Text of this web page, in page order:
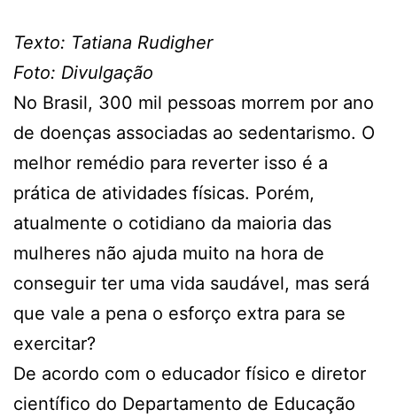
Texto: Tatiana Rudigher
Foto: Divulgação
No Brasil, 300 mil pessoas morrem por ano
de doenças associadas ao sedentarismo. O
melhor remédio para reverter isso é a
prática de atividades físicas. Porém,
atualmente o cotidiano da maioria das
mulheres não ajuda muito na hora de
conseguir ter uma vida saudável, mas será
que vale a pena o esforço extra para se
exercitar?
De acordo com o educador físico e diretor
científico do Departamento de Educação